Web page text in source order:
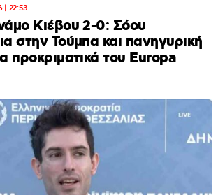
| 22:53
Κιέβου 2-0: Σόου
στην Τούμπα και πανηγυρική
προκριματικά του Europa